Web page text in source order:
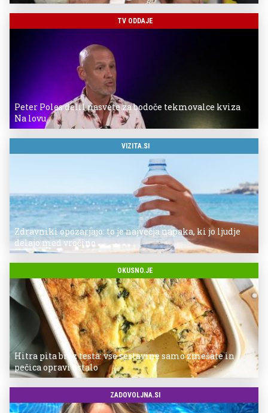
TV ODDAJE
Peter Poles delil nasvete za bodoče tekmovalce kviza
Na lovu
VIZITA.SI
Zdravniki opozarjajo: to je največja napaka, ki jo ljudje
delajo med vročino
OKUSNO.JE
Hitra pita brez testa: vse sestavine samo zmešate in
pečica opravi ostalo
ZADOVOLJNA.SI